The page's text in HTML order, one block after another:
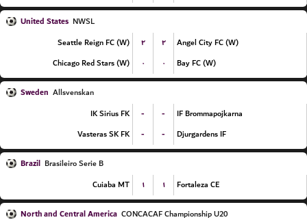
United States NWSL
Seattle Reign FC (W)
۲ ۲
Angel City FC (W)
Chicago Red Stars (W)
۰ ۰ Bay FC (W)
Sweden Allsvenskan
IK Sirius FK
- -
IF Brommapojkarna
Vasteras SK FK
- - Djurgardens IF
Brazil Brasileiro Serie B
Cuiaba MT
۱ ۱ Fortaleza CE
North and Central America CONCACAF Championship U20